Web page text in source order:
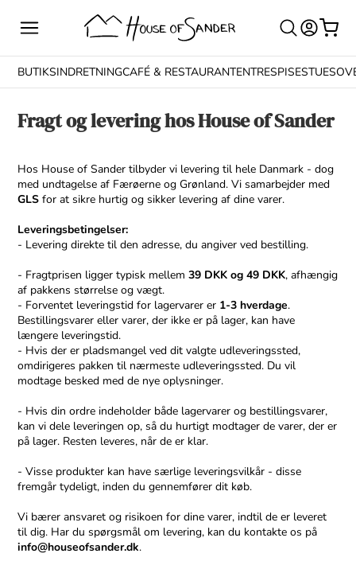
BUTIKSINDRETNINGCAFÉ & RESTAURANTENTRESPISESTUE
Fragt og levering hos House of Sander
Hos House of Sander tilbyder vi levering til hele Danmark - dog
med undtagelse af Færøerne og Grønland. Vi samarbejder med
GLS for at sikre hurtig og sikker levering af dine varer.
Leveringsbetingelser:
- Levering direkte til den adresse, du angiver ved bestilling.
- Fragtprisen ligger typisk mellem39 DKK og 49 DKK, afhængig
af pakkens størrelse og vægt.
- Forventet leveringstid for lagervarer er 1-3 hverdage.
Bestillingsvarer eller varer, der ikke er på lager, kan have
længere leveringstid.
- Hvis der er pladsmangel ved dit valgte udleveringssted,
omdirigeres pakken til nærmeste udleveringssted. Du vil
modtage besked med de nye oplysninger.
- Hvis din ordre indeholder både lagervarer og bestillingsvarer,
kan vi dele leveringen op, så du hurtigt modtager de varer, der er
på lager. Resten leveres, når de er klar.
- Visse produkter kan have særlige leveringsvilkår - disse
fremgår tydeligt, inden du gennemfører dit køb.
Vi bærer ansvaret og risikoen for dine varer, indtil de er leveret
til dig. Har du spørgsmål om levering, kan du kontakte os på
info@houseofsander.dk.